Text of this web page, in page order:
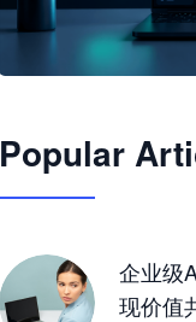
JimoClaw 桌面 AI
Popular
企业级
现价值